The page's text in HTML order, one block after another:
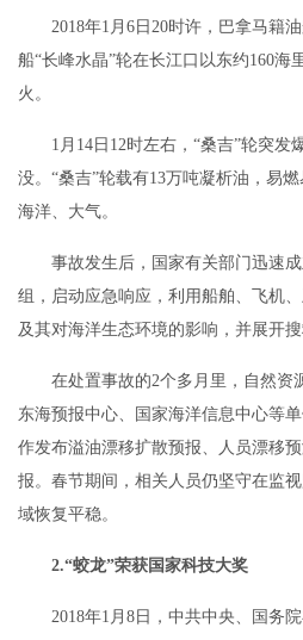
2018年1月6日20时许，巴拿马籍
船“长峰水晶”轮在长江口以东约160海
火。
1月14日12时左右，“桑吉”轮突发
没。“桑吉”轮载有13万吨凝析油，易
海洋、大气。
事故发生后，国家有关部门迅速
组，启动应急响应，利用船舶、飞机
及其对海洋生态环境的影响，并展开搜
在处置事故的2个多月里，自然资
东海预报中心、国家海洋信息中心等
作发布溢油漂移扩散预报、人员漂移
报。春节期间，相关人员仍坚守在监
域恢复平稳。
2.“蛟龙”荣获国家科技大奖
2018年1月8日，中共中央、国务